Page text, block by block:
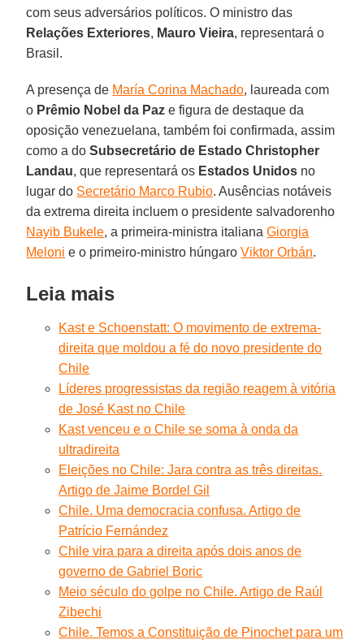
com seus adversários políticos. O ministro das
Relações Exteriores, Mauro Vieira, representará o
Brasil.
A presença de María Corina Machado, laureada com
o Prêmio Nobel da Paz e figura de destaque da
oposição venezuelana, também foi confirmada, assim
como a doSubsecretário de Estado Christopher
Landau, que representará os Estados Unidos no
lugar do Secretário Marco Rubio. Ausências notáveis
da extrema direita incluem o presidente salvadorenho
Nayib Bukele, a primeira-ministra italianaGiorgia
Meloni e o primeiro-ministro húngaroViktor Orbán.
Leia mais
Kast e Schoenstatt: O movimento de extrema-
direita que moldou a fé do novo presidente do
Chile
Líderes progressistas da região reagem à vitória
de José Kast no Chile
Kast venceu e o Chile se soma à onda da
ultradireita
Eleições no Chile: Jara contra as três direitas.
Artigo de Jaime Bordel Gil
Chile. Uma democracia confusa. Artigo de
Patrício Fernández
Chile vira para a direita após dois anos de
governo de Gabriel Boric
Meio século do golpe no Chile. Artigo de Raúl
Zibechi
Chile. Temos a Constituição de Pinochet para um